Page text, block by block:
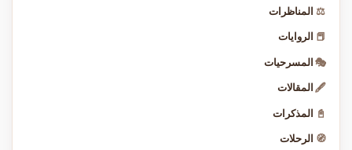
⚖️ المناظرات
📕 الروايات
🎭 المسرحيات
🖋️ المقالات
📓 المذكرات
🧭 الرحلات